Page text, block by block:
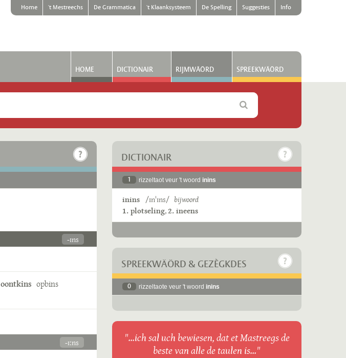
Home 't Mestreechs De Grammatica 't Klaanksysteem De Spelling Suggesties Info
HOME DICTIONAIR RIJMWÄÖRD SPREEKWÄÖRD
-ɪns
oontkins opbins
-ɪːns
DICTIONAIR
1 rizzeltaot veur 't woord inins
inins /ɪnˈɪns/ bijwoord
1. plotseling,2. ineens
SPREEKWÄÖRD & GEZÈGKDES
0 rizzeltaote veur 't woord inins
"...ich sal uch bewiesen, dat et Mastreegs de
beste van alle de taulen is..."